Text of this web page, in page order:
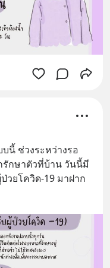
นี้ ช่วงระหว่างรอ
รักษาตัวที่บ้าน วันนี้มี
ยโควิด-19 มาฝาก